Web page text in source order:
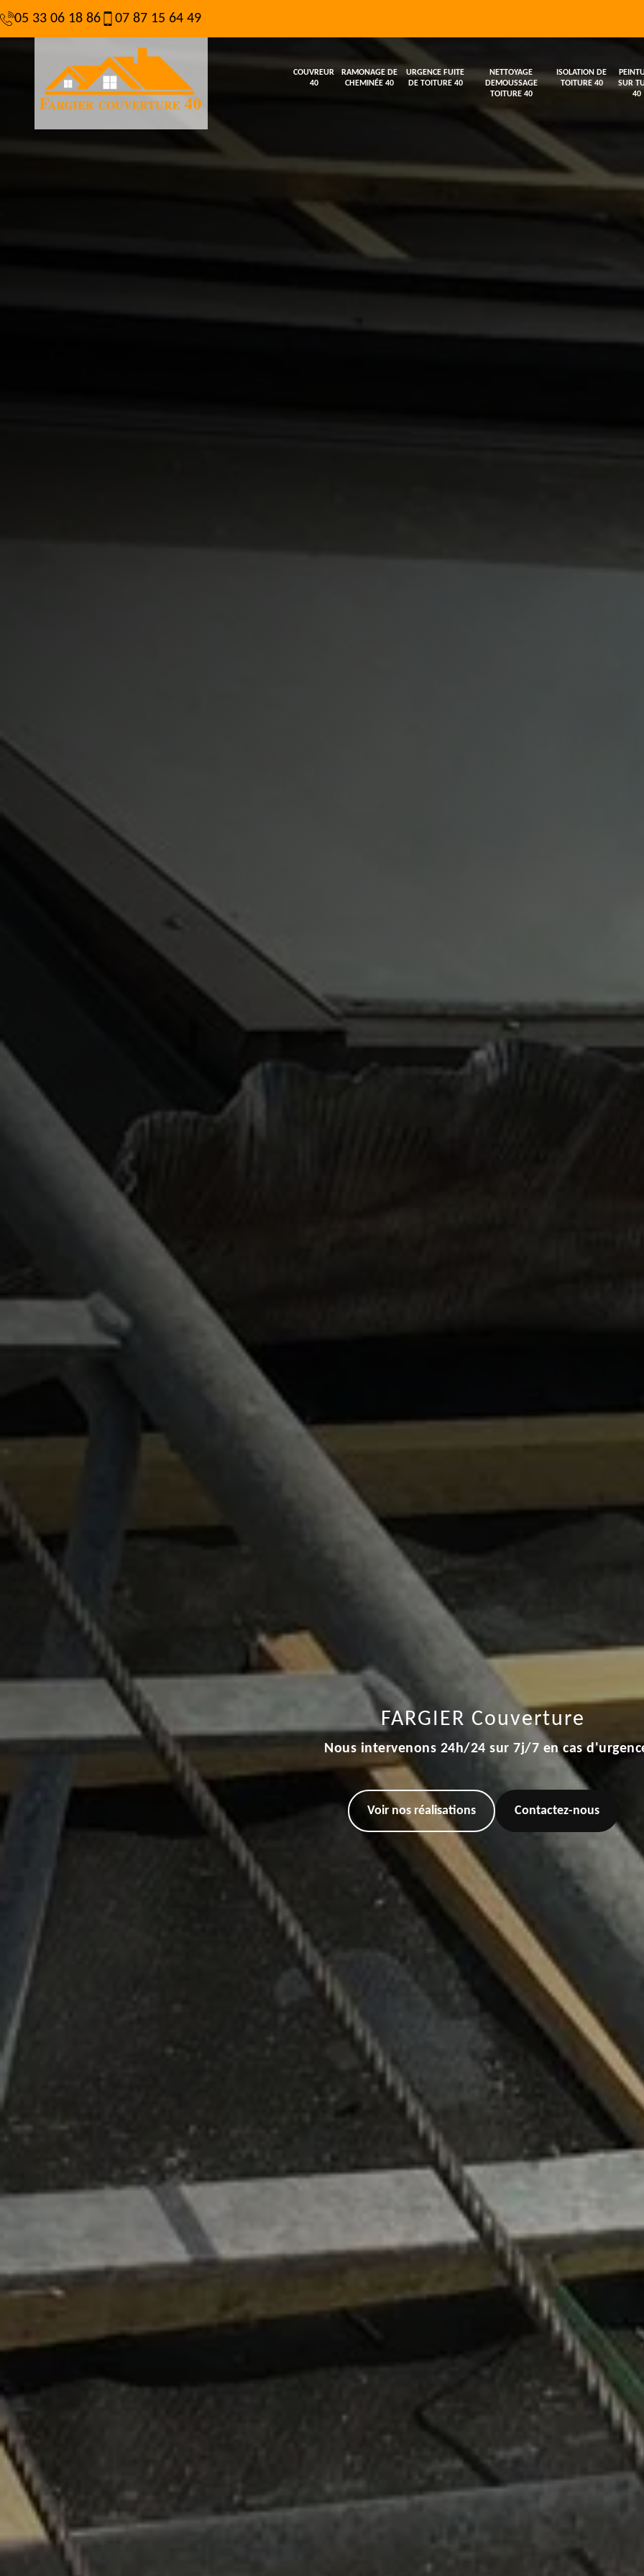
05 33 06 18 86 07 87 15 64 49
COUVREUR
40
RAMONAGE DE
CHEMINÉE 40
URGENCE FUITE
DE TOITURE 40
NETTOYAGE
DEMOUSSAGE
TOITURE 40
ISOLATION DE
TOITURE 40
SUR
40
FARGIER Couverture
Nous intervenons 24h/24 sur 7j/7 en cas
Voir nos réalisations Contactez-nous